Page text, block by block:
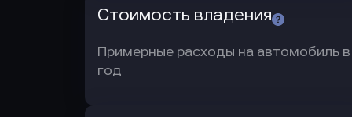
Стоимость владения
Примерные расходы на автомобиль в
год